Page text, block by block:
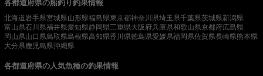
各都道府県の船釣り釣果情報
北海道岩手県宮城県山形県福島県東京都神奈川県埼玉県千葉県茨城県新潟県
富山県石川県福井県愛知県静岡県三重県大阪府兵庫県和歌山県京都府広島県
岡山県山口県鳥取県島根県高知県香川県徳島県愛媛県福岡県佐賀県長崎県熊本県
大分県 鹿児島県沖縄県
各都道府県の人気魚種の釣果情報